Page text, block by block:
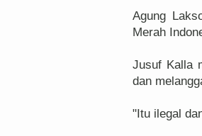
Agung
Merah
Jusuf Kalla
dan
"Itu ilegal